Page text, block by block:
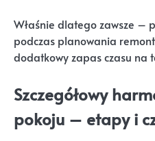
Właśnie dlatego zawsze –
podczas planowania
dodatkowy zapas czasu na
Szczegółowy
pokoju – etapy i